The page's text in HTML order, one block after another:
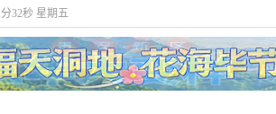
33秒 星期五